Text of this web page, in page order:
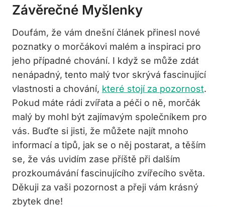
Závěrečné Myšlenky
Doufám, že vám dnešní článek přinesl nové
poznatky o morčákovi malém a inspiraci pro
jeho případné chování. I když se může zdát
nenápadný, tento malý tvor skrývá fascinující
vlastnosti a chování, které stojí za pozornost.
Pokud máte rádi zvířata a péči o ně, morčák
malý by mohl být zajímavým společníkem pro
vás. Buďte si jisti, že můžete najít mnoho
informací a tipů, jak se o něj postarat, a těším
se, že vás uvidím zase příště při dalším
prozkoumávání fascinujícího zvířecího světa.
Děkuji za vaši pozornost a přeji vám krásný
zbytek dne!